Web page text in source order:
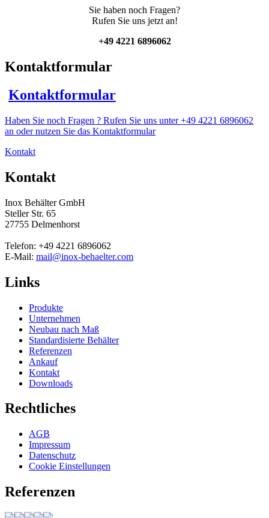
Sie haben noch Fragen?
Rufen Sie uns jetzt an!
+49 4221 6896062
Kontaktformular
Kontaktformular
Haben Sie noch Fragen ? Rufen Sie uns unter +49 4221 6896062
an oder nutzen Sie das Kontaktformular
Kontakt
Kontakt
Inox Behälter GmbH
Steller Str. 65
27755 Delmenhorst
Telefon: +49 4221 6896062
E-Mail: mail@inox-behaelter.com
Links
Produkte
Unternehmen
Neubau nach Maß
Standardisierte Behälter
Referenzen
Ankauf
Kontakt
Downloads
Rechtliches
AGB
Impressum
Datenschutz
Cookie Einstellungen
Referenzen